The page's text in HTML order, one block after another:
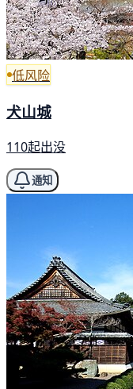
低风险
犬山城
110起出没
通知